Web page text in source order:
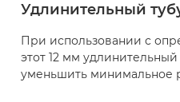
Удлинительный
При использовании с
этот 12 мм удлинительный
уменьшить минимальное